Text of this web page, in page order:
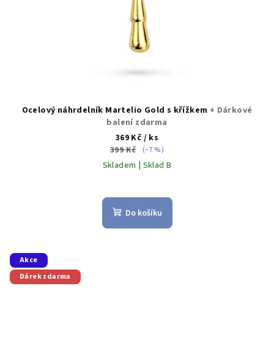
Ocelový náhrdelník Martelio Gold s křížkem + Dárkové
balení zdarma
369 Kč / ks
399 Kč
(–7 %)
Skladem | Sklad B
Do košíku
Akce
Dárek zdarma